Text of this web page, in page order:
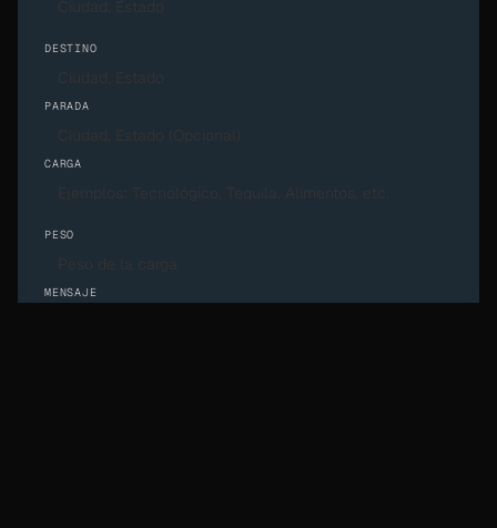
DESTINO
PARADA
CARGA
PESO
MENSAJE